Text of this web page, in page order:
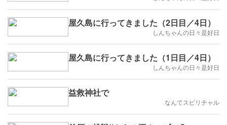
屋久島に行ってきました（2日目／4日）
しんちゃんの日々是好日
屋久島に行ってきました（1日目／4日）
しんちゃんの日々是好日
益救神社で
なんてスピリチャル